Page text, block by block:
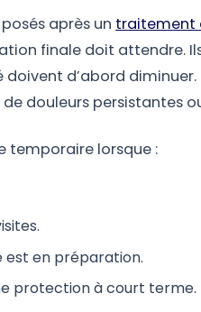
après un traitement
finale doit attendre.
doivent d’abord
douleurs persistantes
temporaire lorsque :
est en préparation.
protection à court terme.